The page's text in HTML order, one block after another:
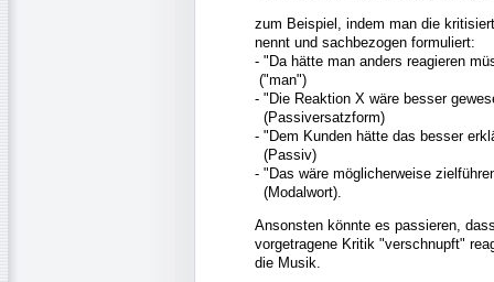
zum Beispiel, indem man die
nennt und sachbezogen formuliert:
- "Da hätte man anders reagieren
("man")
- "Die Reaktion X wäre besser
(Passiversatzform)
- "Dem Kunden hätte das besser
(Passiv)
- "Das wäre möglicherweise
(Modalwort).
Ansonsten könnte es passieren,
vorgetragene Kritik "verschnupft"
die Musik.